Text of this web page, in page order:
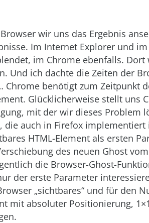
wir uns das Ergebnis
Im Internet Explorer und
im Chrome ebenfalls.
Und ich dachte die Zeiten der
benötigt zum Zeitpunkt
Glücklicherweise stellt uns
mit der wir dieses Problem
die auch in Firefox implementiert
HTML-Element als ersten
des neuen Ghost
die Browser-Ghost-
der erste Parameter
„sichtbares“ und für den
mit absoluter Positionierung,